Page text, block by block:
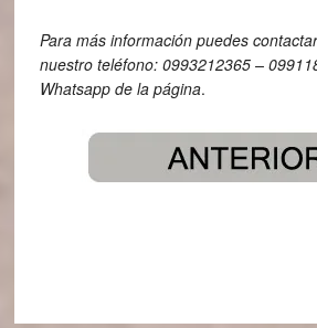
Para más información puedes
nuestro teléfono: 0993212365 –
Whatsapp de la página.